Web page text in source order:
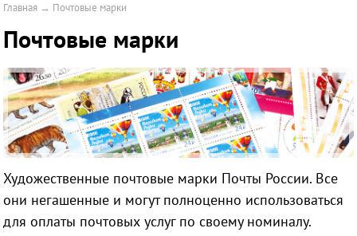
Главная → Почтовые марки
Почтовые марки
Художественные почтовые марки Почты России. Все
они негашенные и могут полноценно использоваться
для оплаты почтовых услуг по своему номиналу.